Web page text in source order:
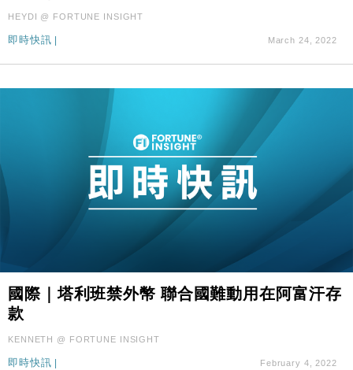
HEYDI @ FORTUNE INSIGHT
即時快訊 | March 24, 2022
國際｜塔利班禁外幣 聯合國難動用在阿富汗存
款
KENNETH @ FORTUNE INSIGHT
即時快訊 February 4, 2022